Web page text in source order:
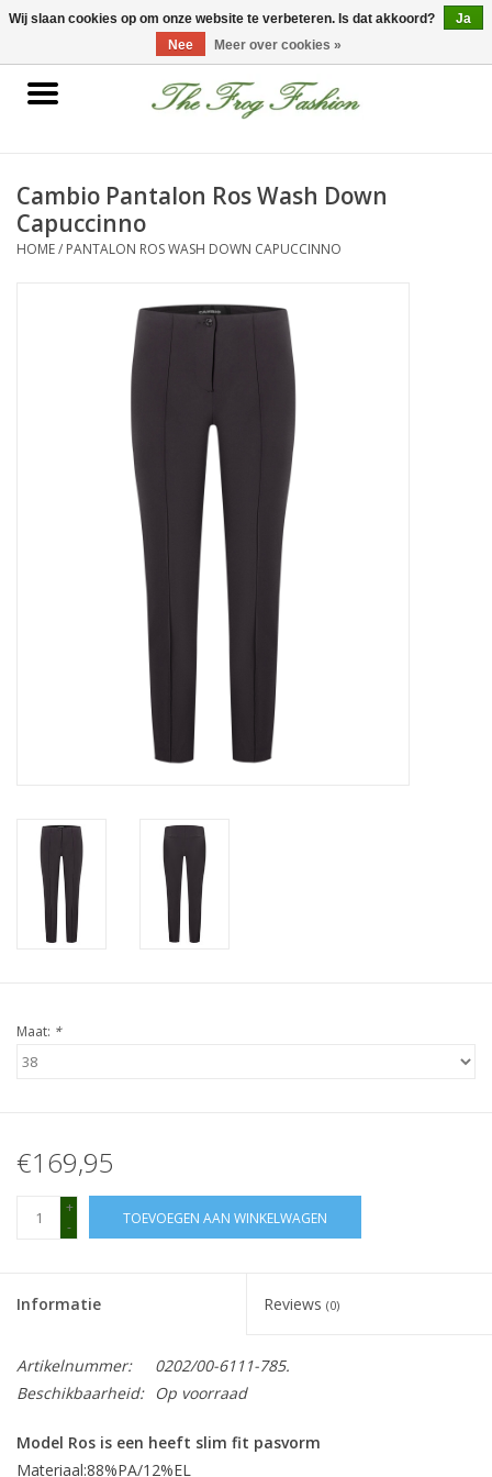
0 Artikelen - €0,00
Home
Nieuwe collectie
Cambio Pantalon Ros Wash Down
Capuccinno
HOME/ PANTALON ROS WASH DOWN CAPUCCINNO
Maat: *
€169,95
+
-
TOEVOEGEN AAN WINKELWAGEN
Informatie Reviews (0)
Artikelnummer:
0202/00-6111-785.
Beschikbaarheid:
Op voorraad
Model Ros is een heeft slim fit pasvorm
Materiaal:88%PA/12%EL
Wij slaan cookies op om onze website te verbeteren. Is dat akkoord?
Ja
Nee
Meer over cookies »